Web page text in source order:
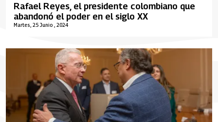
Martes, 25 Junio , 2024
Rafael Reyes, el presidente colombiano que
abandonó el poder en el siglo XX